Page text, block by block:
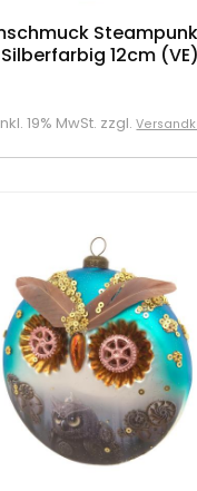
Silberfarbig 12cm (VE)
19% MwSt. zzgl.